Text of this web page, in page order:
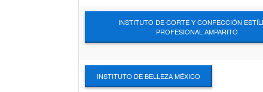
INSTITUTO DE CORTE Y CONFECCIÓN
PROFESIONAL AMPARITO
INSTITUTO DE BELLEZA MÉXICO